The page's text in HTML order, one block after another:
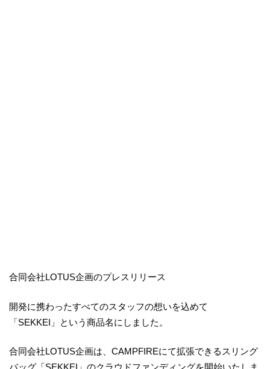
合同会社LOTUS企画のプレスリリース
開発に携わったすべてのスタッフの想いを込めて
「SEKKEI」という商品名にしました。
合同会社LOTUS企画は、CAMPFIREにて拡張できるスリング
バッグ「SEKKEI」のクラウドファンディングを開始いたしま